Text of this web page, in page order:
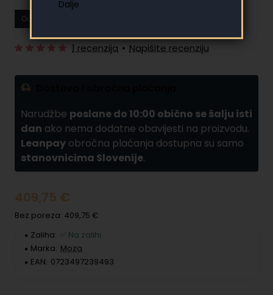
Od
Narudžbe poslane do 10:00 obično se šalju isti
dan ako nema dodatne obavijesti na proizvodu.
Leanpay obročna plaćanja dostupna su samo
stanovnicima Slovenije.
1 recenzija • Napišite recenziju
409,75 €
Bez poreza: 409,75 €
Zaliha:
✅ Na zalihi
Marka: Moza
EAN: 0723497239493